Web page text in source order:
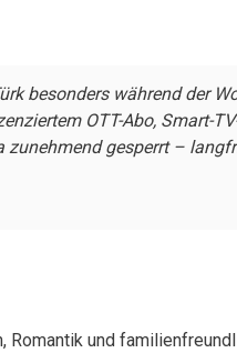
besonders während der
OTT-Abo, Smart-
gesperrt –
und